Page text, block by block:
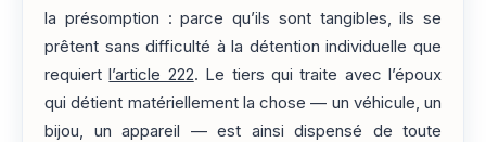
la présomption : parce qu’ils sont tangibles, ils se
prêtent sans difficulté à la détention individuelle que
requiertl’article 222. Le tiers qui traite avec l’époux
qui détient matériellement la chose — un véhicule, un
bijou, un appareil — est ainsi dispensé de toute